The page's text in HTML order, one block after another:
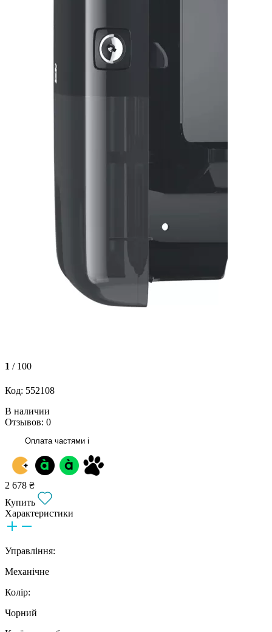
1 / 100
Код: 552108
В наличии
Отзывов: 0
Оплата частями i
2 678 ₴
Купить
Характеристики
Управління:
Механічне
Колір:
Чорний